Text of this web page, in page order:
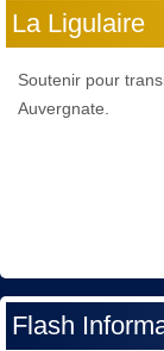
La Ligulaire
Soutenir pour
Auvergnate.
Flash